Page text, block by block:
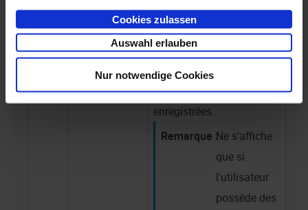
Cookies zulassen
Auswahl erlauben
Nur notwendige Cookies
vous apportez au
document et que vous
enregistrez sont
transmises à
sont également
enregistrées.
Ne s'affiche
que si
l'utilisateur
possède des